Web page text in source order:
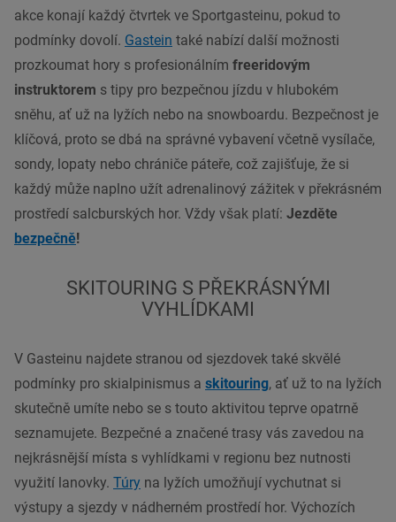
akce konají každý čtvrtek ve Sportgasteinu, pokud to
podmínky dovolí. Gastein také nabízí další možnosti
prozkoumat hory s profesionálním freeridovým
instruktorem s tipy pro bezpečnou jízdu v hlubokém
sněhu, ať už na lyžích nebo na snowboardu. Bezpečnost je
klíčová, proto se dbá na správné vybavení včetně vysílače,
sondy, lopaty nebo chrániče páteře, což zajišťuje, že si
každý může naplno užít adrenalinový zážitek v překrásném
prostředí salcburských hor. Vždy však platí: Jezděte
bezpečně!
SKITOURING S PŘEKRÁSNÝMI
VYHLÍDKAMI
V Gasteinu najdete stranou od sjezdovek také skvělé
podmínky pro skialpinismus a skitouring, ať už to na lyžích
skutečně umíte nebo se s touto aktivitou teprve opatrně
seznamujete. Bezpečné a značené trasy vás zavedou na
nejkrásnější místa s vyhlídkami v regionu bez nutnosti
využití lanovky. Túry na lyžích umožňují vychutnat si
výstupy a sjezdy v nádherném prostředí hor. Výchozích